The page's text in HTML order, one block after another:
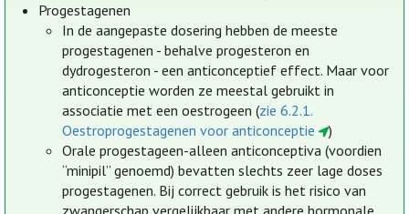
Progestagenen
In de aangepaste dosering hebben de meeste
progestagenen - behalve progesteron en
dydrogesteron - een anticonceptief effect. Maar voor
anticonceptie worden ze meestal gebruikt in
associatie met een oestrogeen (zie 6.2.1.
Oestroprogestagenen voor anticonceptie
)
Orale progestageen-alleen anticonceptiva (voordien
“minipil” genoemd) bevatten slechts zeer lage doses
progestagenen. Bij correct gebruik is het risico van